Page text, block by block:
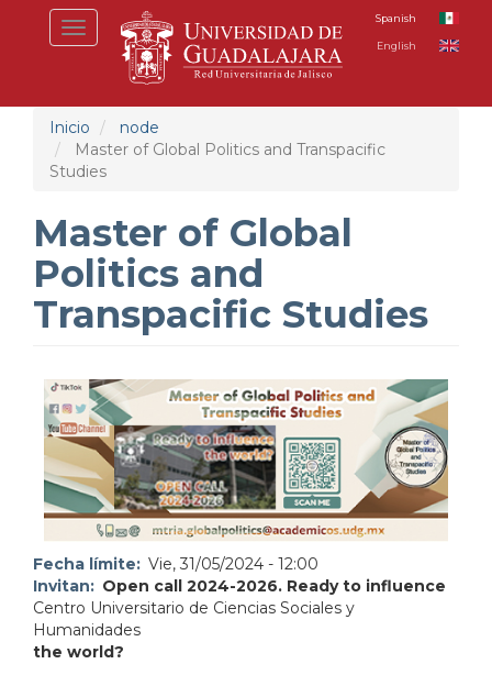
Toggle
navigation
Spanish
English
Inicio
node
Master of Global Politics and Transpacific
Studies
Master of Global
Politics and
Transpacific Studies
Fecha límite
Vie, 31/05/2024 - 12:00
Invitan
Centro Universitario de Ciencias Sociales y
Humanidades
Open call 2024-2026. Ready to influence
the world?